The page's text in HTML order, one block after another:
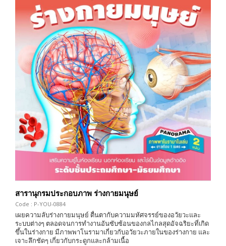
สารานุกรมประกอบภาพ ร่างกายมนุษย์
Code : P-YOU-0884
เผยความลับร่างกายมนุษย์ ตื่นตากับความมหัศจรรย์ของอวัยวะและ
ระบบต่างๆ ตลอดจนการทำงานอันซับซ้อนของกลไกลสุดอัจฉริยะที่เกิด
ขึ้นในร่างกาย มีภาพพาโนรามาเกี่ยวกับอวัยวะภายในของร่างกาย และ
เจาะลึกชัดๆ เกี่ยวกับกระดูกและกล้ามเนื้อ